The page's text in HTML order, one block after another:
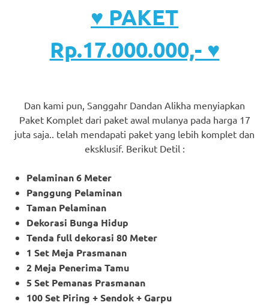
♥ PAKET
Rp.17.000.000,- ♥
Dan kami pun, Sanggahr Dandan Alikha menyiapkan
Paket Komplet dari paket awal mulanya pada harga 17
juta saja.. telah mendapati paket yang lebih komplet dan
eksklusif. Berikut Detil :
Pelaminan 6 Meter
Panggung Pelaminan
Taman Pelaminan
Dekorasi Bunga Hidup
Tenda full dekorasi 80 Meter
1 Set Meja Prasmanan
2 Meja Penerima Tamu
5 Set Pemanas Prasmanan
100 Set Piring + Sendok + Garpu